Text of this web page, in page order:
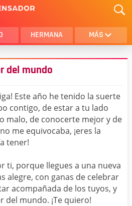
HERMANA MÁS
AMOR
HIJA
HIJO
CUÑADA
PRIMO
del mundo
Este año he tenido la suerte
contigo, de estar a tu lado
malo, de conocerte mejor y de
me equivocaba, ¡eres la
tener!
ti, porque llegues a una nueva
alegre, con ganas de celebrar
acompañada de los tuyos, y
mundo. ¡Te quiero!